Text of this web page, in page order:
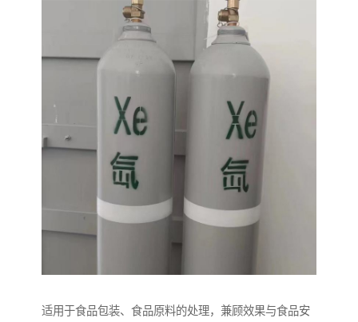
适用于食品包装、食品原料的处理，兼顾效果与食品安